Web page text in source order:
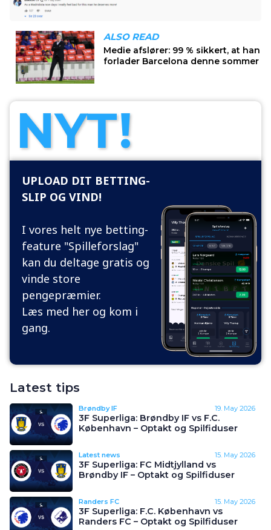
NYT!
UPLOAD DIT BETTING-
SLIP OG VIND!
I vores helt nye betting-
feature "Spilleforslag"
kan du deltage gratis og
vinde store
pengepræmier.
Læs med her og kom i
gang.
Latest tips
Brøndby IF 19. May 2026
3F Superliga: Brøndby IF vs F.C.
København – Optakt og Spilfiduser
Latest news 15. May 2026
3F Superliga: FC Midtjylland vs
Brøndby IF – Optakt og Spilfiduser
Randers FC 15. May 2026
3F Superliga: F.C. København vs
Randers FC – Optakt og Spilfiduser